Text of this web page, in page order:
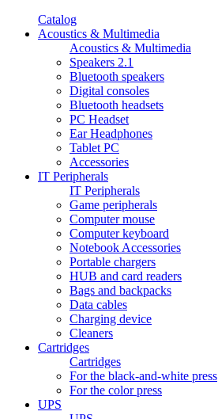
Catalog
Acoustics & Multimedia
Acoustics & Multimedia
Speakers 2.1
Bluetooth speakers
Digital consoles
Bluetooth headsets
PC Headset
Ear Headphones
Tablet PC
Accessories
IT Peripherals
IT Peripherals
Game peripherals
Computer mouse
Computer keyboard
Notebook Accessories
Portable chargers
HUB and card readers
Bags and backpacks
Data cables
Charging device
Cleaners
Cartridges
Cartridges
For the black-and-white press
For the color press
UPS